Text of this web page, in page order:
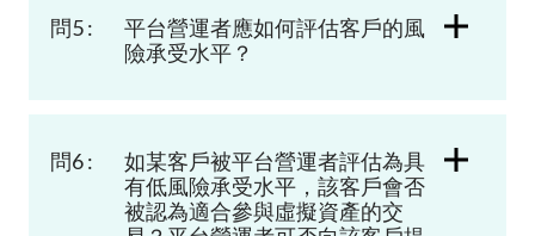
問5 :
平台營運者應如何評估客戶的風
險承受水平？
問6 :
如某客戶被平台營運者評估為具
有低風險承受水平，該客戶會否
被認為適合參與虛擬資產的交